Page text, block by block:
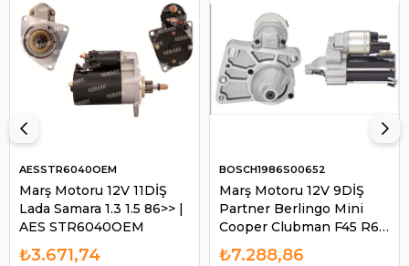
Marş Motoru 12V 11DİŞ
Lada Samara 1.3 1.5 86>> |
AES STR6040OEM
AESSTR6040OEM
₺3.671,74
Marş Motoru 12V 9DİŞ
Partner Berlingo Mini
Cooper Clubman F45 R60
| BOSCH 1986S00652
BOSCH1986S00652
₺7.288,86